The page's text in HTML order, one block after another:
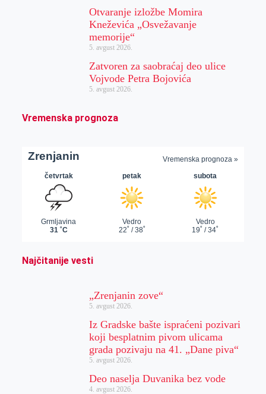
Otvaranje izložbe Momira
Kneževića „Osvežavanje
memorije“
5. avgust 2026.
Zatvoren za saobraćaj deo ulice
Vojvode Petra Bojovića
5. avgust 2026.
Vremenska prognoza
Najčitanije vesti
„Zrenjanin zove“
5. avgust 2026.
Iz Gradske bašte ispraćeni pozivari
koji besplatnim pivom ulicama
grada pozivaju na 41. „Dane piva“
5. avgust 2026.
Deo naselja Duvanika bez vode
4. avgust 2026.